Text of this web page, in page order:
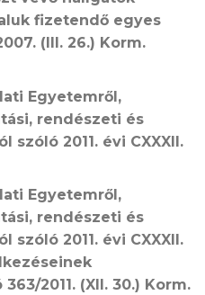
fizetendő egyes
(III. 26.) Korm.
Egyetemről,
rendészeti és
szóló 2011. évi CXXXII.
Egyetemről,
rendészeti és
szóló 2011. évi CXXXII.
2011. (XII. 30.) Korm.